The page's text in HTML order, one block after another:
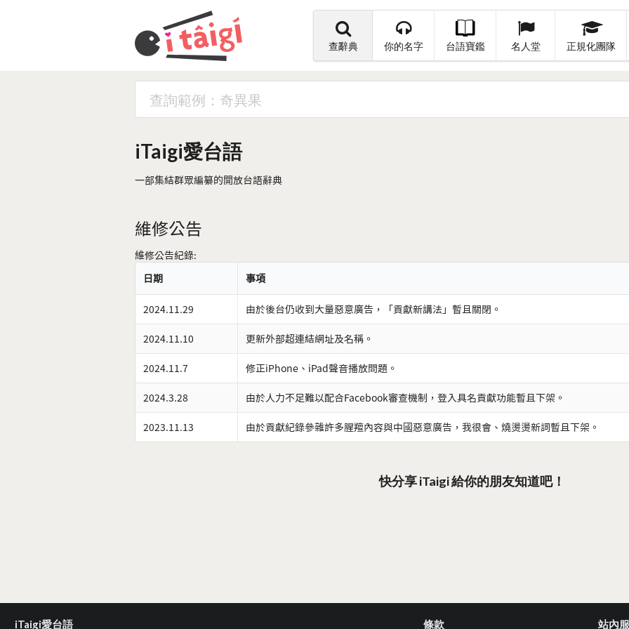
查辭典 你的名字 台語寶鑑 名人堂 正規化團隊
iTaigi愛台語
一部集結群眾編纂的開放台語辭典
維修公告
維修公告紀錄:
日期
事項
2024.11.29 由於後台仍收到大量惡意廣告，「貢獻新講法」暫且關閉。
2024.11.10 更新外部超連結網址及名稱。
2024.11.7 修正iPhone、iPad聲音播放問題。
2024.3.28 由於人力不足難以配合Facebook審查機制，登入具名貢獻功能暫且下架。
2023.11.13 由於貢獻紀錄參雜許多腥羶內容與中國惡意廣告，我很會、燒燙燙新詞暫且下架。
快分享 iTaigi 給你的朋友知道吧！
iTaigi愛台語 條款 站內